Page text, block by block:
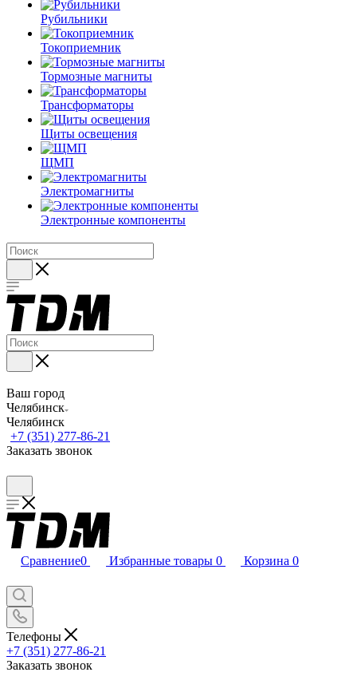
Рубильники
Токоприемник
Тормозные магниты
Трансформаторы
Щиты освещения
ЩМП
Электромагниты
Электронные компоненты
Ваш город
Челябинск
Челябинск
+7 (351) 277-86-21
Заказать звонок
Сравнение0 Избранные товары 0 Корзина 0
Телефоны
+7 (351) 277-86-21
Заказать звонок